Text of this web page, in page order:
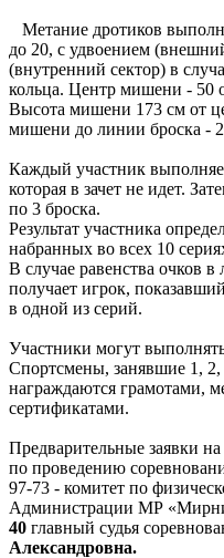
Метание дротиков
до 20, с удвоением
(внутренний сектор) в
кольца. Центр мишени - 50
Высота мишени 173 см от
мишени до линии броска -
Каждый участник
которая в зачет не идет.
по 3 броска.
Результат участника
набранных во всех 10
В случае равенства очков
получает игрок,
в одной из серий.
Участники могут
Спортсмены, занявшие 1,
награждаются грамотами,
сертификатами.
Предварительные заявки
по проведению
97-73 - комитет по
Администрации МР
40 главный судья
Александровна.